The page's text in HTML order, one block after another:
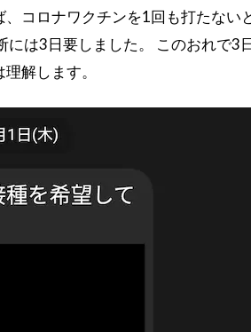
コロナワクチンを1回も打たない
は3日要しました。 このおれで3
解します。